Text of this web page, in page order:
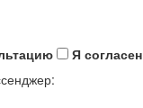
Я